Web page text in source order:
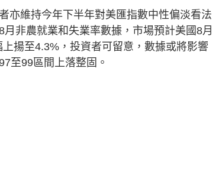
維持今年下半年對美匯指數中性偏淡看法
非農就業和失業率數據，市場預計美國8月
揚至4.3%，投資者可留意，數據或將影響
至99區間上落整固。